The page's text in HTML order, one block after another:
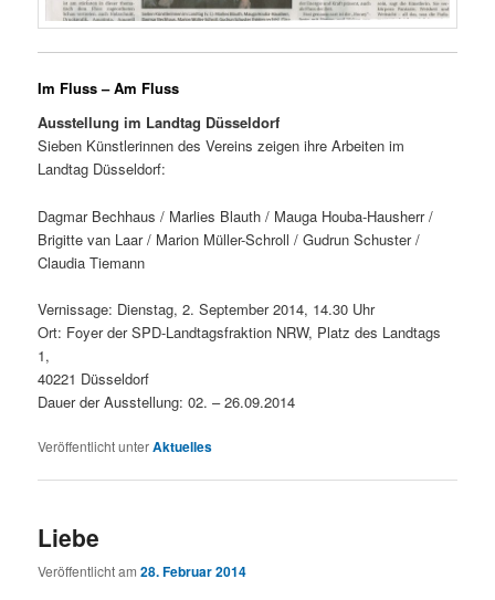
Im Fluss – Am Fluss
Ausstellung im Landtag Düsseldorf
Sieben Künstlerinnen des Vereins zeigen ihre Arbeiten im
Landtag Düsseldorf:
Dagmar Bechhaus / Marlies Blauth / Mauga Houba-Hausherr /
Brigitte van Laar / Marion Müller-Schroll / Gudrun Schuster /
Claudia Tiemann
Vernissage: Dienstag, 2. September 2014, 14.30 Uhr
Ort: Foyer der SPD-Landtagsfraktion NRW, Platz des Landtags
1,
40221 Düsseldorf
Dauer der Ausstellung: 02. – 26.09.2014
Veröffentlicht unterAktuelles
Liebe
Veröffentlicht am28. Februar 2014